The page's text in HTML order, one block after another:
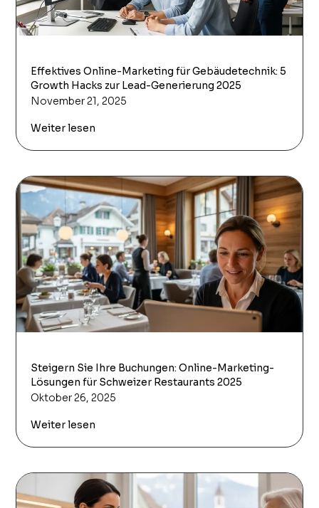
Effektives Online-Marketing für Gebäudetechnik: 5
Growth Hacks zur Lead-Generierung 2025
November 21, 2025
Weiter lesen
Steigern Sie Ihre Buchungen: Online-Marketing-
Lösungen für Schweizer Restaurants 2025
Oktober 26, 2025
Weiter lesen